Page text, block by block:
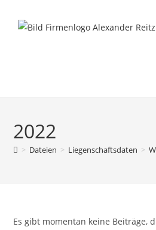
Inhalt
2022
> Dateien > Liegenschaftsdaten >
Es gibt momentan keine Beiträge,